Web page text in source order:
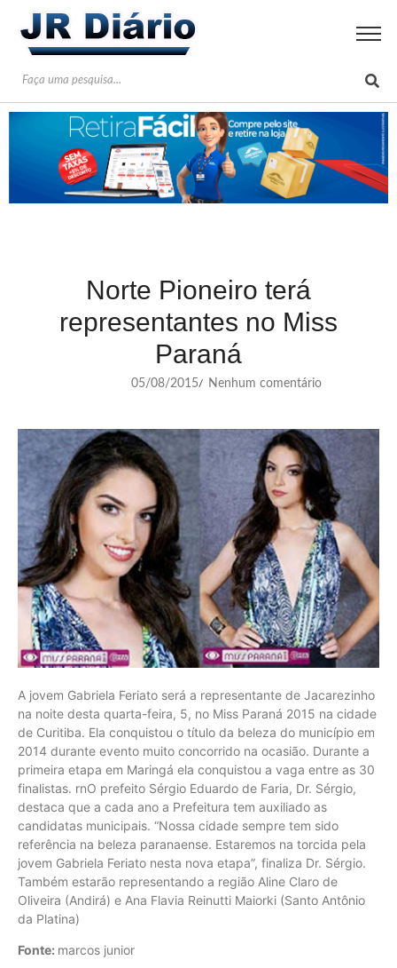
Norte Pioneiro terá
representantes no Miss
Paraná
05/08/2015/ Nenhum comentário
A jovem Gabriela Feriato será a representante de Jacarezinho
na noite desta quarta-feira, 5, no Miss Paraná 2015 na cidade
de Curitiba. Ela conquistou o título da beleza do município em
2014 durante evento muito concorrido na ocasião. Durante a
primeira etapa em Maringá ela conquistou a vaga entre as 30
finalistas. rnO prefeito Sérgio Eduardo de Faria, Dr. Sérgio,
destaca que a cada ano a Prefeitura tem auxiliado as
candidatas municipais. “Nossa cidade sempre tem sido
referência na beleza paranaense. Estaremos na torcida pela
jovem Gabriela Feriato nesta nova etapa”, finaliza Dr. Sérgio.
Também estarão representando a região Aline Claro de
Oliveira (Andirá) e Ana Flavia Reinutti Maiorki (Santo Antônio
da Platina)
Fonte: marcos junior